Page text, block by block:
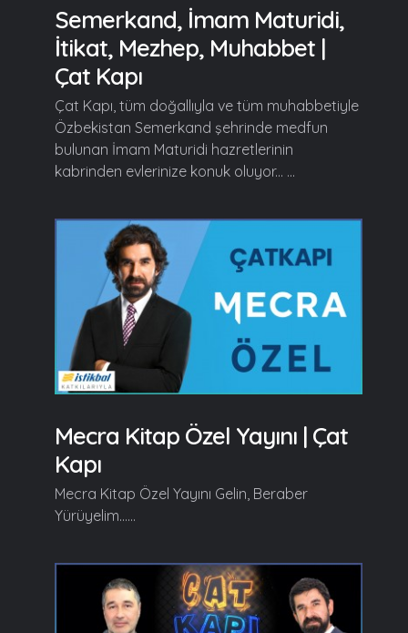
Semerkand, İmam Maturidi,
İtikat, Mezhep, Muhabbet |
Çat Kapı
Çat Kapı, tüm doğallıyla ve tüm muhabbetiyle
Özbekistan Semerkand şehrinde medfun
bulunan İmam Maturidi hazretlerinin
kabrinden evlerinize konuk oluyor... ...
Mecra Kitap Özel Yayını | Çat
Kapı
Mecra Kitap Özel Yayını Gelin, Beraber
Yürüyelim......